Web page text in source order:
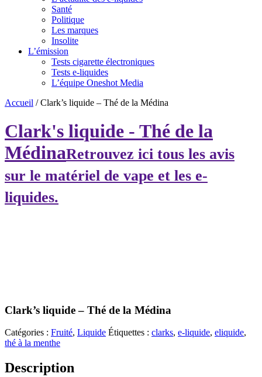
Santé
Politique
Les marques
Insolite
L’émission
Tests cigarette électroniques
Tests e-liquides
L’équipe Oneshot Media
Accueil /Clark’s liquide – Thé de la Médina
Clark's liquide - Thé de la
MédinaRetrouvez ici tous les avis
sur le matériel de vape et les e-
liquides.
Clark’s liquide – Thé de la Médina
Catégories : Fruité, Liquide Étiquettes : clarks, e-liquide, eliquide,
thé à la menthe
Description